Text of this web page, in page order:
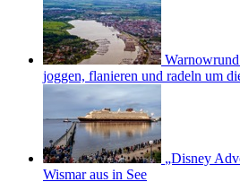
joggen, flanieren und radeln um
„Disney
Wismar aus in See